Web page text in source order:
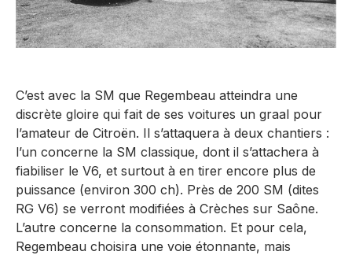
C’est avec la SM que Regembeau atteindra une
discrète gloire qui fait de ses voitures un graal pour
l’amateur de Citroën. Il s’attaquera à deux chantiers :
l’un concerne la SM classique, dont il s’attachera à
fiabiliser le V6, et surtout à en tirer encore plus de
puissance (environ 300 ch). Près de 200 SM (dites
RG V6) se verront modifiées à Crèches sur Saône.
L’autre concerne la consommation. Et pour cela,
Regembeau choisira une voie étonnante, mais